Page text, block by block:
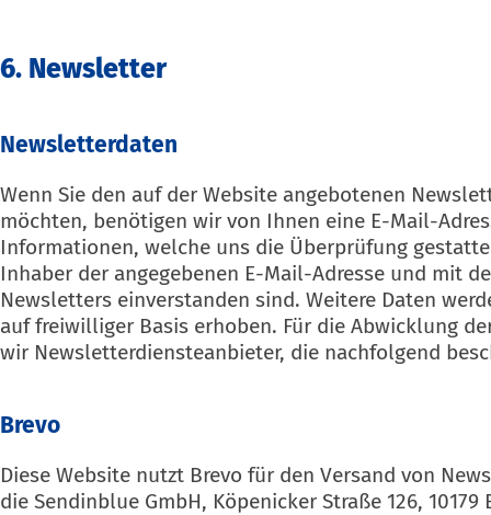
6. Newsletter
Newsletter­daten
Wenn Sie den auf der Website angebotenen
möchten, benötigen wir von Ihnen eine E-Mail-
Informationen, welche uns die Überprüfung
Inhaber der angegebenen E-Mail-Adresse und mit
Newsletters einverstanden sind. Weitere Daten
auf freiwilliger Basis erhoben. Für die Abwicklung
wir Newsletterdiensteanbieter, die nachfolgend
Brevo
Diese Website nutzt Brevo für den Versand von
die Sendinblue GmbH, Köpenicker Straße 126,